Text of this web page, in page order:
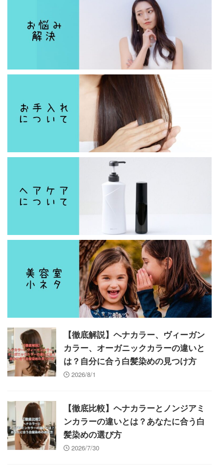
【徹底解説】ヘナカラー、ヴィーガン
カラー、オーガニックカラーの違いと
は？自分に合う白髪染めの見つけ方
2026/8/1
【徹底比較】ヘナカラーとノンジアミ
ンカラーの違いとは？あなたに合う白
髪染めの選び方
2026/7/30